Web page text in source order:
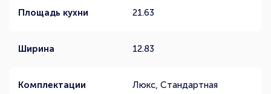
Площадь кухни 21.63
Ширина 12.83
Комплектации Люкс, Стандартная